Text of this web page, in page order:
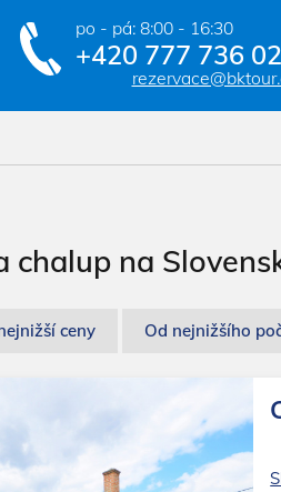
chalup na
ceny Od nejnižšího
po - pá: 8:00 - 16:30
+420 777 736